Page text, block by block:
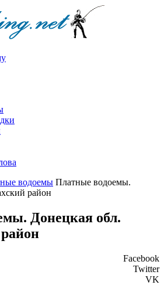
водоемы Платные водоемы.
район
Донецкая обл.
Facebook
Twitter
VK